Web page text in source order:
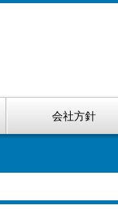
会社方針